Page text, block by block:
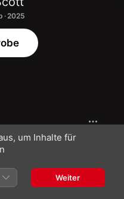
· 2025
exclusive license to Epic
um Inhalte für
Weiter